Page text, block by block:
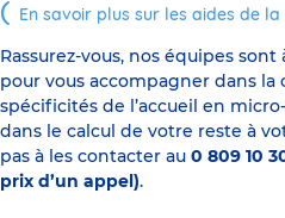
En savoir plus sur les aides de la
Rassurez-vous, nos équipes
pour vous accompagner dans
spécificités de l’accueil en
dans le calcul de votre reste à
pas à les contacter au 0 809 10
prix d’un appel).